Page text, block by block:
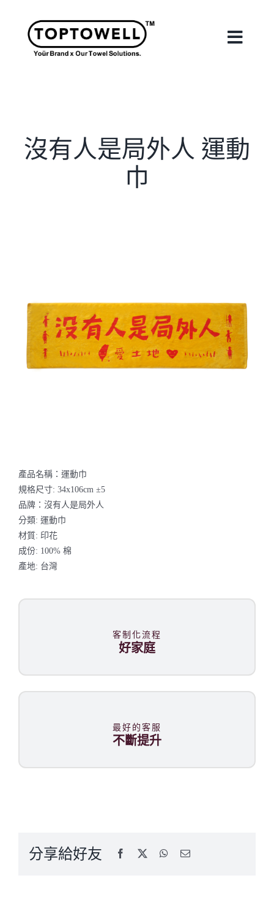
Toggle
關於我們
我們的服務
沒有人是局外人 運動
巾
產品名稱：運動巾
規格尺寸: 34x106cm ±5
品牌：沒有人是局外人
分類: 運動巾
材質: 印花
成份: 100% 棉
產地: 台灣
客制化流程
好家庭
最好的客服
不斷提升
分享給好友